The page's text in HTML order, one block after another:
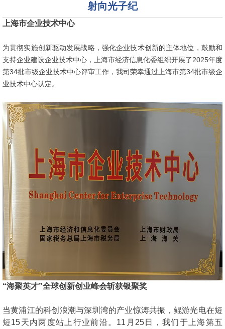
射向光子纪
上海市企业技术中心
为贯彻实施创新驱动发展战略，强化企业技术创新的主体地位，鼓励和
支持企业建设企业技术中心，上海市经济信息化委组织开展了2025年度
第34批市级企业技术中心评审工作，我司荣幸通过上海市第34批市级企
业技术中心认定。
“海聚英才”全球创新创业峰会斩获银聚奖
当黄浦江的科创浪潮与深圳湾的产业惊涛共振，鲲游光电在短
短15天内两度站上行业前沿。11月25日，我们于上海第五